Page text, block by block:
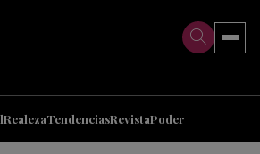
RealezaTendenciasRevistaPoder